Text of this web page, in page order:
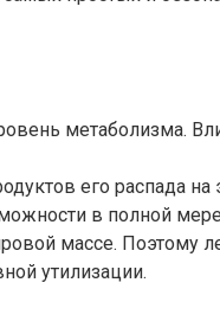
метаболизма.
его распада
в полной
массе. Поэтому
утилизации.